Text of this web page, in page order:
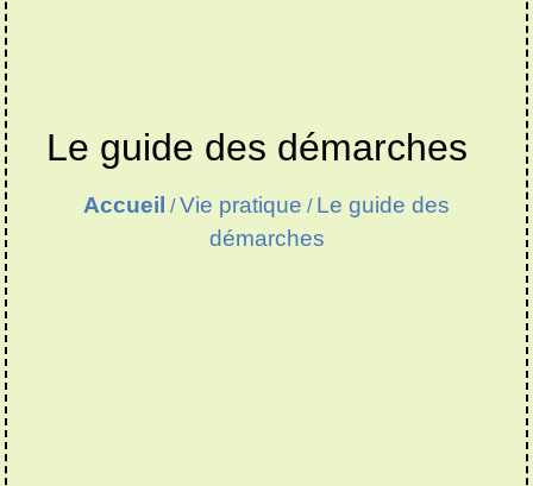
Le guide des démarches
Accueil /Vie pratique / Le guide des
démarches